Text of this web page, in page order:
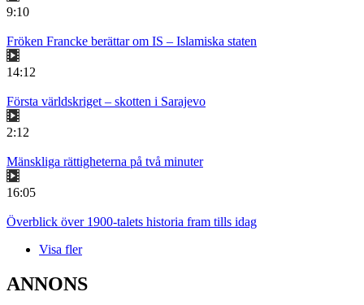
9:10
Fröken Francke berättar om IS – Islamiska staten
14:12
Första världskriget – skotten i Sarajevo
2:12
Mänskliga rättigheterna på två minuter
16:05
Överblick över 1900-talets historia fram tills idag
Visa fler
ANNONS